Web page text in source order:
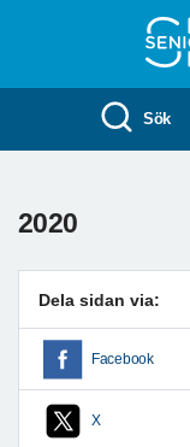
Sök
2020
Dela sidan via:
Facebook
X